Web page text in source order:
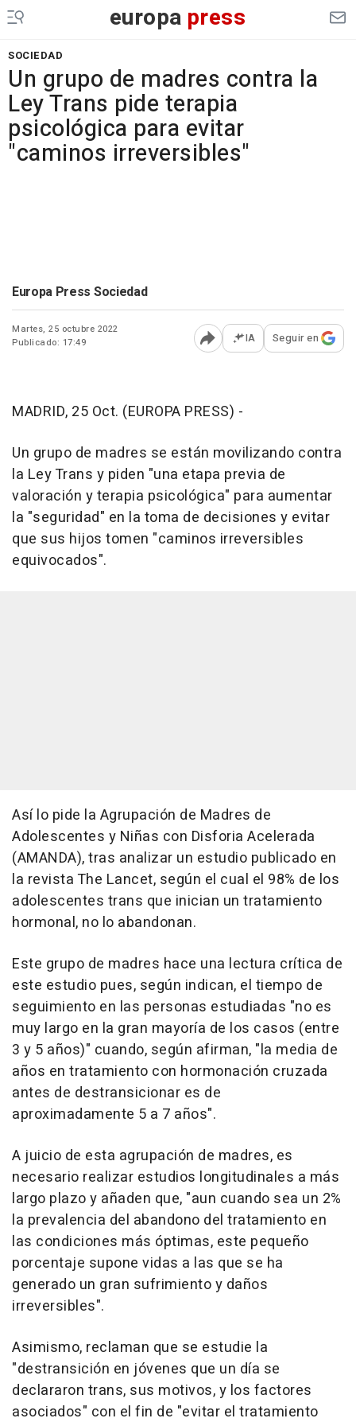
europa press
SOCIEDAD
Un grupo de madres contra la
Ley Trans pide terapia
psicológica para evitar
"caminos irreversibles"
Europa Press Sociedad
Martes, 25 octubre 2022
Publicado: 17:49
Abrir opciones para
IA Seguir en
MADRID, 25 Oct. (EUROPA PRESS) -
Un grupo de madres se están movilizando contra
la Ley Trans y piden "una etapa previa de
valoración y terapia psicológica" para aumentar
la "seguridad" en la toma de decisiones y evitar
que sus hijos tomen "caminos irreversibles
equivocados".
Así lo pide la Agrupación de Madres de
Adolescentes y Niñas con Disforia Acelerada
(AMANDA), tras analizar un estudio publicado en
la revista The Lancet, según el cual el 98% de los
adolescentes trans que inician un tratamiento
hormonal, no lo abandonan.
Este grupo de madres hace una lectura crítica de
este estudio pues, según indican, el tiempo de
seguimiento en las personas estudiadas "no es
muy largo en la gran mayoría de los casos (entre
3 y 5 años)" cuando, según afirman, "la media de
años en tratamiento con hormonación cruzada
antes de destransicionar es de
aproximadamente 5 a 7 años".
A juicio de esta agrupación de madres, es
necesario realizar estudios longitudinales a más
largo plazo y añaden que, "aun cuando sea un 2%
la prevalencia del abandono del tratamiento en
las condiciones más óptimas, este pequeño
porcentaje supone vidas a las que se ha
generado un gran sufrimiento y daños
irreversibles".
Asimismo, reclaman que se estudie la
"destransición en jóvenes que un día se
declararon trans, sus motivos, y los factores
asociados" con el fin de "evitar el tratamiento